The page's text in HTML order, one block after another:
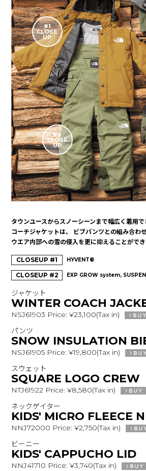
#1
CLOSE
UP
#2
CLOSE
UP
タウンユースからスノーシーンまで幅広く着用で
コーチジャケットは、
ビブパンツとの組み合わ
ウエア内部への雪の侵入を更に抑えることができ
CLOSEUP #1 HYVENT®
CLOSEUP #2 EXP GROW system,
ジャケット
WINTER COACH
NSJ61903 Price: ¥23,100(Tax in)
パンツ
SNOW INSULATION
NSJ61905 Price: ¥19,800(Tax in)
スウェット
SQUARE LOGO CREW
NTJ61922 Price: ¥8,580(Tax in)
ネックゲイター
KIDS' MICRO FLEECE
NNJ72000 Price: ¥2,750(Tax in)
ビーニー
KIDS' CAPPUCHO LID
NNJ41710 Price: ¥3,740(Tax in)